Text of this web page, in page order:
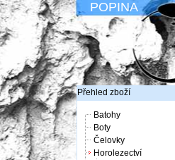
POPINA
Přehled zboží
Batohy
Boty
Čelovky
Horolezectví